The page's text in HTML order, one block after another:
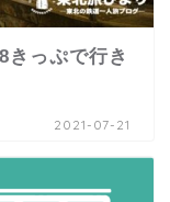
きっぷで行き
2021-07-21